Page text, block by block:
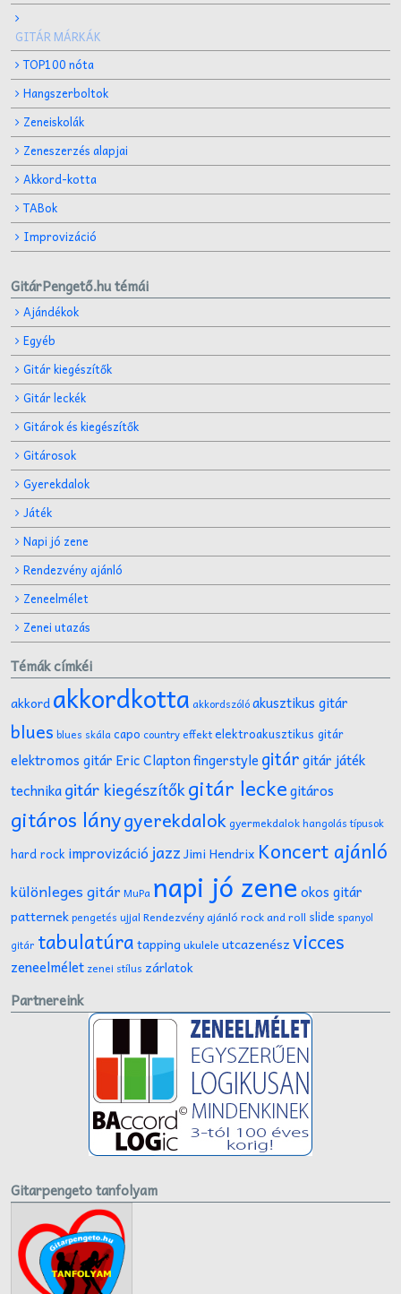
GITÁR MÁRKÁK
TOP100 nóta
Hangszerboltok
Zeneiskolák
Zeneszerzés alapjai
Akkord-kotta
TABok
Improvizáció
GitárPengető.hu témái
Ajándékok
Egyéb
Gitár kiegészítők
Gitár leckék
Gitárok és kiegészítők
Gitárosok
Gyerekdalok
Játék
Napi jó zene
Rendezvény ajánló
Zeneelmélet
Zenei utazás
Témák címkéi
akkordakkordkotta akkordszólóakusztikus gitár
blues blues skálacapo country effektelektroakusztikus gitár
elektromos gitár Eric Claptonfingerstyle gitárgitár játék
technikagitár kiegészítőkgitár leckegitáros
gitáros lánygyerekdalokgyermekdalokhangolás típusok
hard rock improvizáció jazzJimi Hendrix Koncert ajánló
különleges gitár MuPa napi jó zene okos gitár
patternekpengetés ujjal Rendezvény ajánló rock and roll slide spanyol
gitár tabulatúratapping ukulele utcazenészvicces
zeneelmélet zenei stílus zárlatok
Partnereink
Gitarpengeto tanfolyam